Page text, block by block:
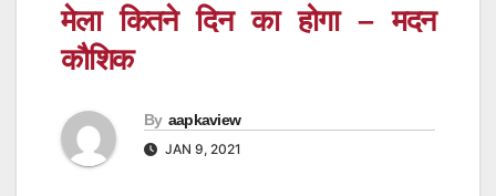
मेला कितने दिन का होगा – मदन
कौशिक
By aapkaview
JAN 9, 2021